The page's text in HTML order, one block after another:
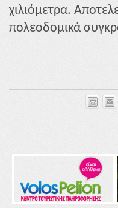
χιλιόμετρα.
πολεοδομικά